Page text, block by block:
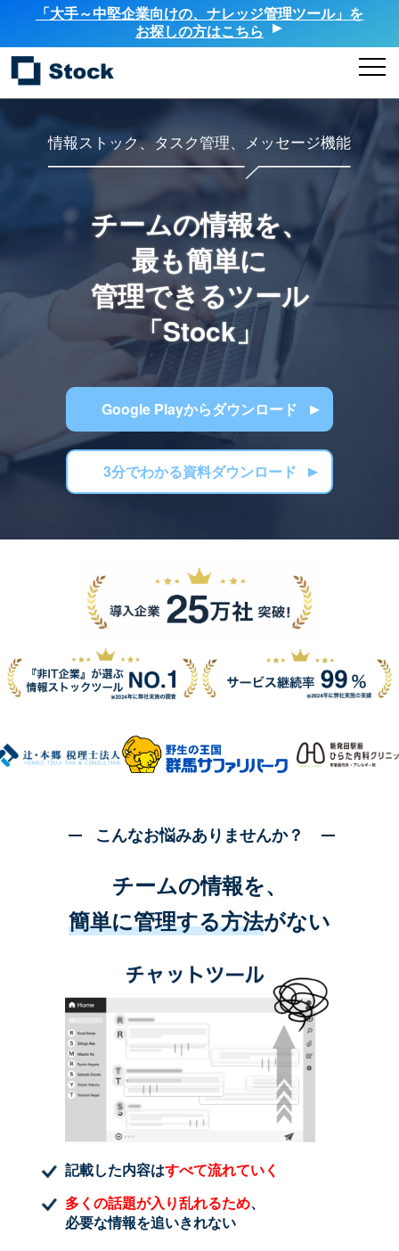
「大手～中堅企業向けの、ナレッジ管理ツール」を
お探しの方はこちら
情報ストック、タスク管理、メッセージ機能
チームの情報を、
最も簡単に
管理できるツール
「Stock」
Google Playからダウンロード
3分でわかる資料ダウンロード
こんなお悩みありませんか？
チームの情報を、
簡単に管理する方法がない
記載した内容はすべて流れていく
多くの話題が入り乱れるため、
必要な情報を追いきれない